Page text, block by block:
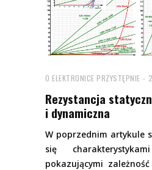
O ELEKTRONICE PRZYSTĘPNIE
Rezystancja
i dynamiczna
W poprzednim artykule
się
pokazującymi